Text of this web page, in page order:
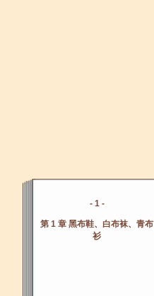
- 1 -
第 1 章 黑布鞋、白布袜、青布
衫